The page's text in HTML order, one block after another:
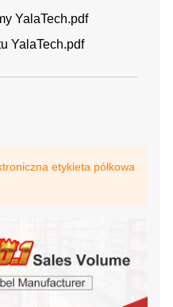
YalaTech.pdf
YalaTech.pdf
etykieta półkowa